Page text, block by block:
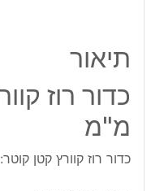
תיאור
מ"מ
כדור רוז קוורץ קטן קוטר: 17 מ"מ